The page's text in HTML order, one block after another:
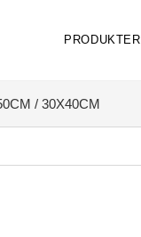
PRODUKTER
/ 30X40CM